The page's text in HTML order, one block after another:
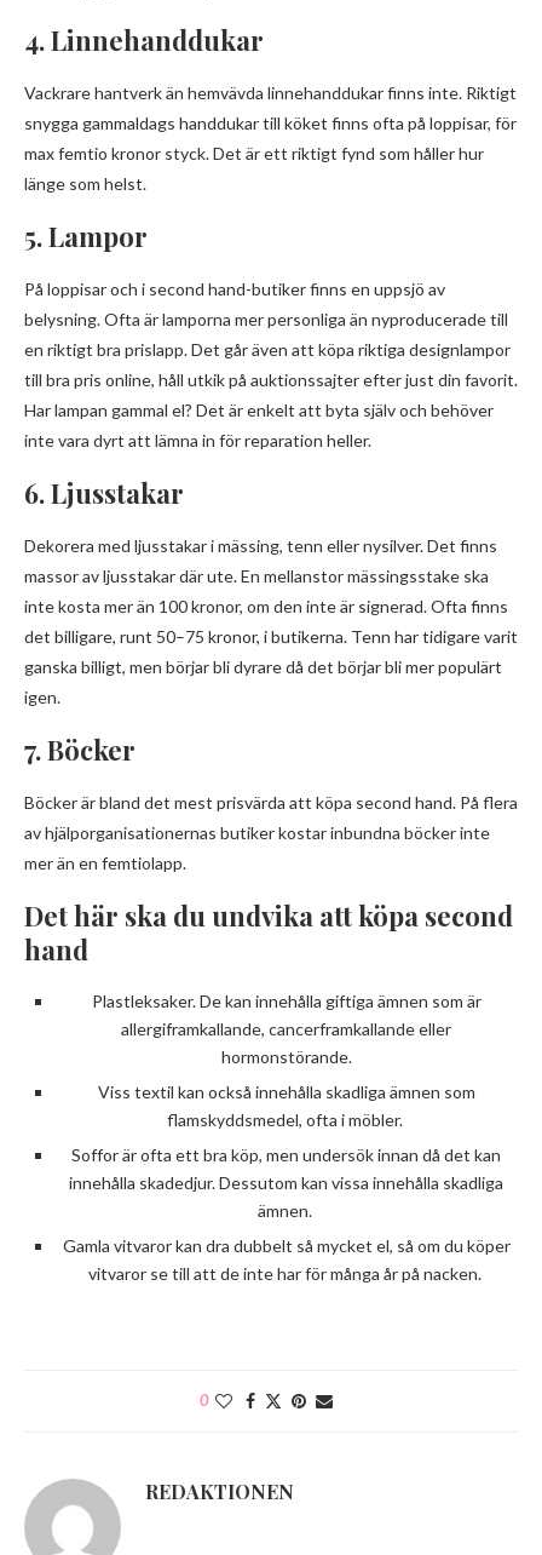
4. Linnehanddukar
Vackrare hantverk än hemvävda linnehanddukar finns inte. Riktigt
snygga gammaldags handdukar till köket finns ofta på loppisar, för
max femtio kronor styck. Det är ett riktigt fynd som håller hur
länge som helst.
5. Lampor
På loppisar och i second hand-butiker finns en uppsjö av
belysning. Ofta är lamporna mer personliga än nyproducerade till
en riktigt bra prislapp. Det går även att köpa riktiga designlampor
till bra pris online, håll utkik på auktionssajter efter just din favorit.
Har lampan gammal el? Det är enkelt att byta själv och behöver
inte vara dyrt att lämna in för reparation heller.
6. Ljusstakar
Dekorera med ljusstakar i mässing, tenn eller nysilver. Det finns
massor av ljusstakar där ute. En mellanstor mässingsstake ska
inte kosta mer än 100 kronor, om den inte är signerad. Ofta finns
det billigare, runt 50–75 kronor, i butikerna. Tenn har tidigare varit
ganska billigt, men börjar bli dyrare då det börjar bli mer populärt
igen.
7. Böcker
Böcker är bland det mest prisvärda att köpa second hand. På flera
av hjälporganisationernas butiker kostar inbundna böcker inte
mer än en femtiolapp.
Det här ska du undvika att köpa second
hand
Plastleksaker. De kan innehålla giftiga ämnen som är
allergiframkallande, cancerframkallande eller
hormonstörande.
Viss textil kan också innehålla skadliga ämnen som
flamskyddsmedel, ofta i möbler.
Soffor är ofta ett bra köp, men undersök innan då det kan
innehålla skadedjur. Dessutom kan vissa innehålla skadliga
ämnen.
Gamla vitvaror kan dra dubbelt så mycket el, så om du köper
vitvaror se till att de inte har för många år på nacken.
0
REDAKTIONEN